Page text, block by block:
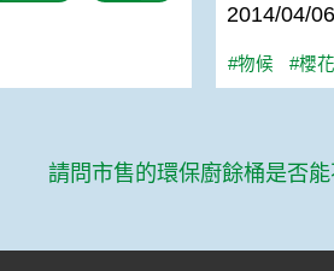
2014/04/06
#物候 #櫻花
請問市售的環保廚餘桶是否